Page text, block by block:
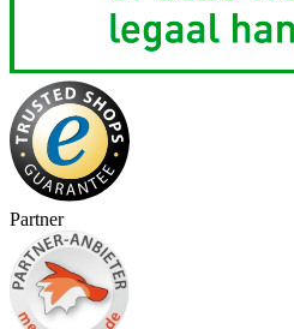
Partner